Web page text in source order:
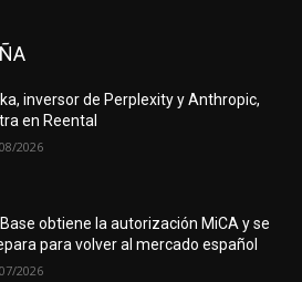
inversor de Perplexity y Anthropic,
en Reental
2026
obtiene la autorización MiCA y se
para volver al mercado español
2026